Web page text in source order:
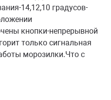
14,12,10 градусов-
кнопки-непрерывной
только сигнальная
морозилки.Что с